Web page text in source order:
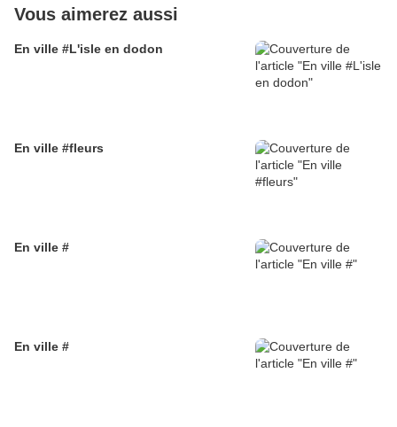
Vous aimerez aussi
En ville #L'isle en dodon
En ville #fleurs
En ville #
En ville #